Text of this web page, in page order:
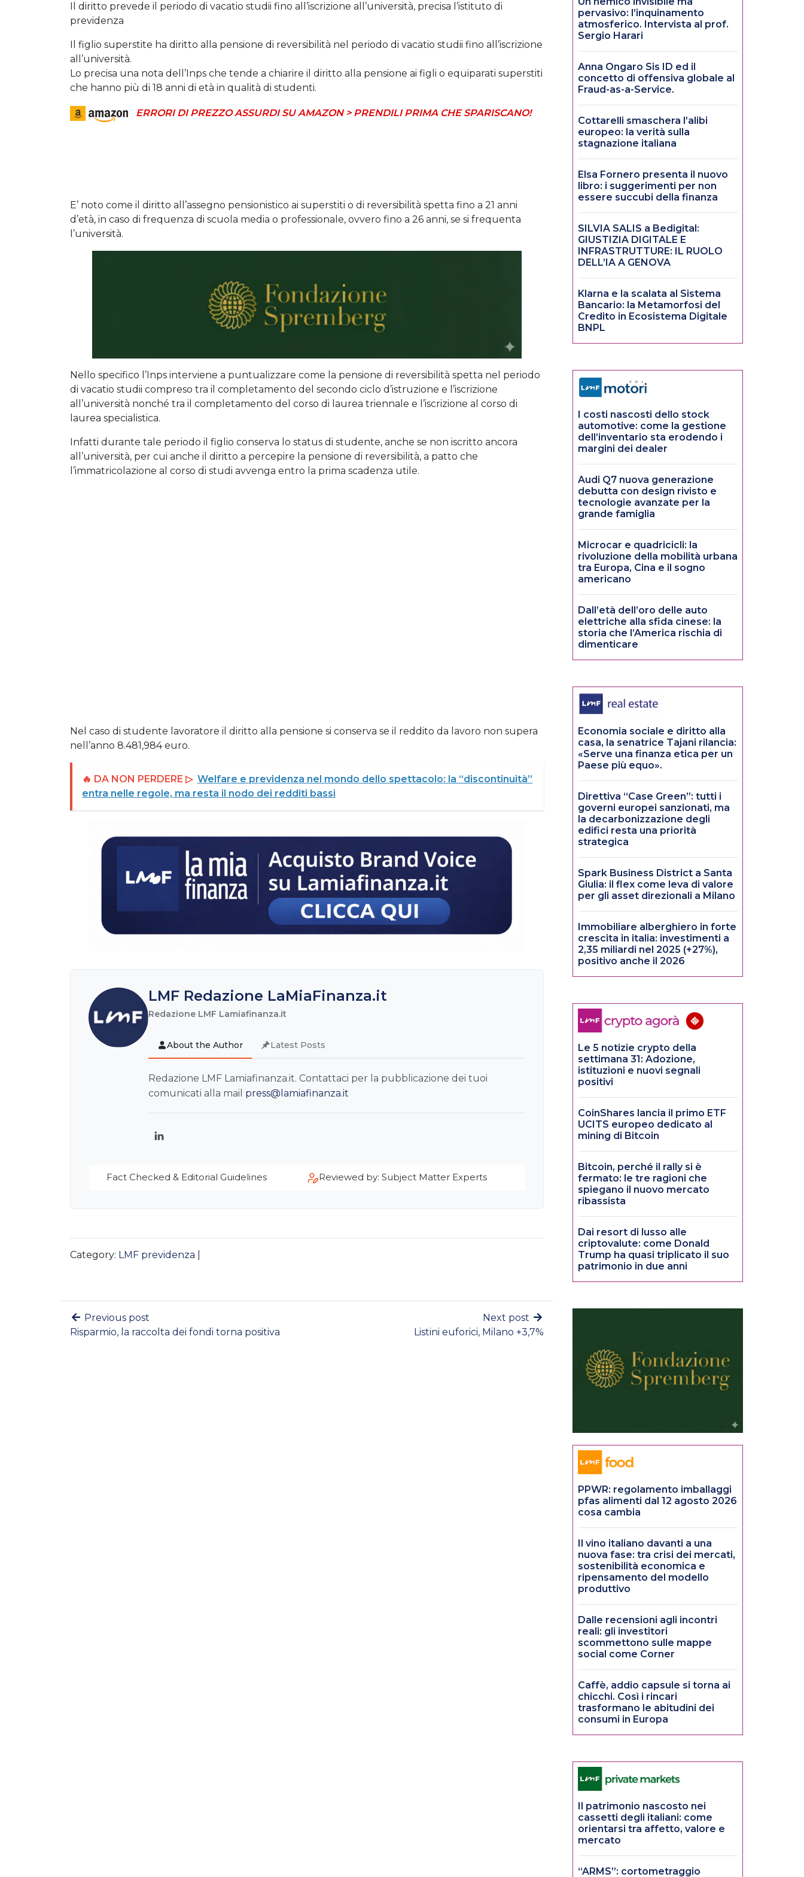
Il diritto prevede il periodo di vacatio studii fino all’iscrizione all’università, precisa l’istituto di
previdenza
Il figlio superstite ha diritto alla pensione di reversibilità nel periodo di vacatio studii fino all’iscrizione
all’università.
Lo precisa una nota dell’Inps che tende a chiarire il diritto alla pensione ai figli o equiparati superstiti
che hanno più di 18 anni di età in qualità di studenti.
ERRORI DI PREZZO ASSURDI SU AMAZON > PRENDILI PRIMA CHE SPARISCANO!
E’ noto come il diritto all’assegno pensionistico ai superstiti o di reversibilità spetta fino a 21 anni
d’età, in caso di frequenza di scuola media o professionale, ovvero fino a 26 anni, se si frequenta
l’università.
Nello specifico l’Inps interviene a puntualizzare come la pensione di reversibilità spetta nel periodo
di vacatio studii compreso tra il completamento del secondo ciclo d’istruzione e l’iscrizione
all’università nonché tra il completamento del corso di laurea triennale e l’iscrizione al corso di
laurea specialistica.
Infatti durante tale periodo il figlio conserva lo status di studente, anche se non iscritto ancora
all’università, per cui anche il diritto a percepire la pensione di reversibilità, a patto che
l’immatricolazione al corso di studi avvenga entro la prima scadenza utile.
Nel caso di studente lavoratore il diritto alla pensione si conserva se il reddito da lavoro non supera
nell’anno 8.481,984 euro.
🔥 DA NON PERDERE ▷ Welfare e previdenza nel mondo dello spettacolo: la “discontinuità”
entra nelle regole, ma resta il nodo dei redditi bassi
LMF Redazione LaMiaFinanza.it
Redazione LMF Lamiafinanza.it
About the Author Latest Posts
Redazione LMF Lamiafinanza.it. Contattaci per la pubblicazione dei tuoi
comunicati alla mail press@lamiafinanza.it
LinkedIn
Fact Checked & Editorial Guidelines Reviewed by: Subject Matter Experts
Category: LMF previdenza
Previous post
Risparmio, la raccolta dei fondi torna positiva
Next post
Listini euforici, Milano +3,7%
pervasivo: l’inquinamento
atmosferico. Intervista al prof.
Sergio Harari
Anna Ongaro Sis ID ed il
concetto di offensiva globale al
Fraud-as-a-Service.
Cottarelli smaschera l’alibi
europeo: la verità sulla
stagnazione italiana
Elsa Fornero presenta il nuovo
libro: i suggerimenti per non
essere succubi della finanza
SILVIA SALIS a Bedigital:
GIUSTIZIA DIGITALE E
INFRASTRUTTURE: IL RUOLO
DELL’IA A GENOVA
Klarna e la scalata al Sistema
Bancario: la Metamorfosi del
Credito in Ecosistema Digitale
BNPL
I costi nascosti dello stock
automotive: come la gestione
dell’inventario sta erodendo i
margini dei dealer
Audi Q7 nuova generazione
debutta con design rivisto e
tecnologie avanzate per la
grande famiglia
Microcar e quadricicli: la
rivoluzione della mobilità urbana
tra Europa, Cina e il sogno
americano
Dall’età dell’oro delle auto
elettriche alla sfida cinese: la
storia che l’America rischia di
dimenticare
Economia sociale e diritto alla
casa, la senatrice Tajani rilancia:
«Serve una finanza etica per un
Paese più equo».
Direttiva “Case Green”: tutti i
governi europei sanzionati, ma
la decarbonizzazione degli
edifici resta una priorità
strategica
Spark Business District a Santa
Giulia: il flex come leva di valore
per gli asset direzionali a Milano
Immobiliare alberghiero in forte
crescita in italia: investimenti a
2,35 miliardi nel 2025 (+27%),
positivo anche il 2026
Le 5 notizie crypto della
settimana 31: Adozione,
istituzioni e nuovi segnali
positivi
CoinShares lancia il primo ETF
UCITS europeo dedicato al
mining di Bitcoin
Bitcoin, perché il rally si è
fermato: le tre ragioni che
spiegano il nuovo mercato
ribassista
Dai resort di lusso alle
criptovalute: come Donald
Trump ha quasi triplicato il suo
patrimonio in due anni
PPWR: regolamento imballaggi
pfas alimenti dal 12 agosto 2026
cosa cambia
Il vino italiano davanti a una
nuova fase: tra crisi dei mercati,
sostenibilità economica e
ripensamento del modello
produttivo
Dalle recensioni agli incontri
reali: gli investitori
scommettono sulle mappe
social come Corner
Caffè, addio capsule si torna ai
chicchi. Così i rincari
trasformano le abitudini dei
consumi in Europa
Il patrimonio nascosto nei
cassetti degli italiani: come
orientarsi tra affetto, valore e
mercato
“ARMS”: cortometraggio